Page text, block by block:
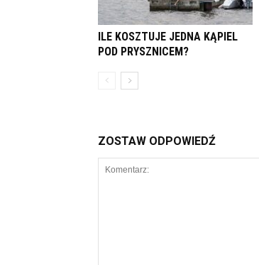
ILE KOSZTUJE JEDNA KĄPIEL
POD PRYSZNICEM?
ZOSTAW ODPOWIEDŹ